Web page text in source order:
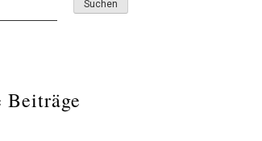
Beiträge